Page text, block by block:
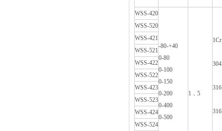
WSS-420
-80-+40
0-80
0-100
0-150
0-200
0-400
0-500
1．5
304
316
WSS-520
WSS-421
WSS-521
WSS-422
WSS-522
WSS-423
WSS-523
WSS-424
WSS-524